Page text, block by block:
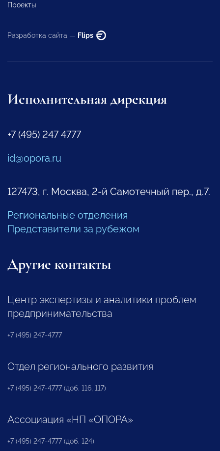
Проекты
Разработка сайта — Flips
Исполнительная дирекция
+7 (495) 247 4777
id@opora.ru
127473, г. Москва, 2-й Самотечный пер., д.7.
Региональные отделения
Представители за рубежом
Другие контакты
Центр экспертизы и аналитики проблем
предпринимательства
+7 (495) 247-4777
Отдел регионального развития
+7 (495) 247-4777 (доб. 116, 117)
Ассоциация «НП «ОПОРА»
+7 (495) 247-4777 (доб. 124)